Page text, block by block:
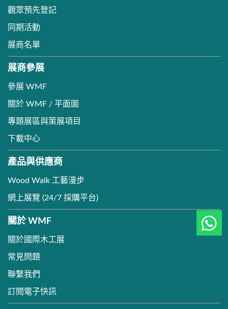
觀眾預先登記
同期活動
展商名單
展商參展
參展 WMF
關於 WMF / 平面圖
專題展區與策展項目
下載中心
產品與供應商
Wood Walk 工藝漫步
網上展覽 (24/7 採購平台)
關於 WMF
關於國際木工展
常見問題
聯繫我們
訂閱電子快訊